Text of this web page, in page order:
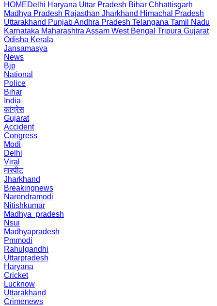
HOMEDelhi Haryana Uttar Pradesh Bihar Chhattisgarh
Madhya Pradesh Rajasthan Jharkhand Himachal Pradesh
Uttarakhand PunjabAndhra Pradesh Telangana Tamil Nadu
Karnataka Maharashtra Assam West Bengal Tripura Gujarat
Odisha Kerala
Jansamasya
News
Bjp
National
Police
Bihar
India
कांग्रेस
Gujarat
Accident
Congress
Modi
Delhi
Viral
मारपीट
Jharkhand
Breakingnews
Narendramodi
Nitishkumar
Madhya_pradesh
Nsui
Madhyapradesh
Pmmodi
Rahulgandhi
Uttarpradesh
Haryana
Cricket
Lucknow
Uttarakhand
Crimenews